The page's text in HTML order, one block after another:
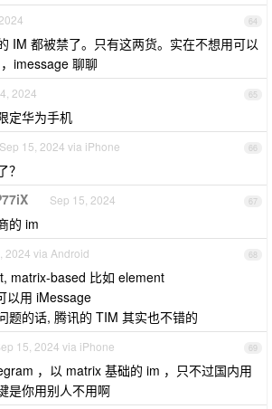
64
IM 都被禁了。只有这两货。实在不想用可以
imessage 聊聊
65
2024
定华为手机
66
Sep 15, 2024 via iPhone
？
67
Sep 15, 2024
的 im
68
2024 via Android
matrix-based 比如 element
以用 iMessage
题的话, 腾讯的 TIM 其实也不错的
69
15, 2024 via iPhone
，以 matrix 基础的 im ，只不过国内用
是你用别人不用啊